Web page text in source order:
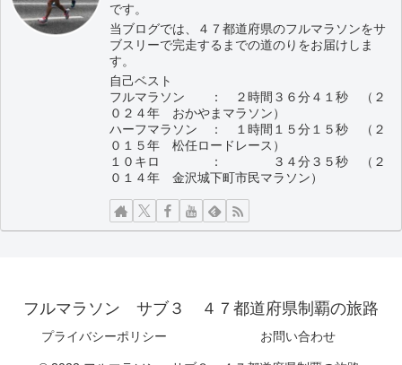
です。
当ブログでは、４７都道府県のフルマラソンをサ
ブスリーで完走するまでの道のりをお届けしま
す。
自己ベスト
フルマラソン ： ２時間３６分４１秒 （２
０２４年 おかやまマラソン）
ハーフマラソン ： １時間１５分１５秒 （２
０１５年 松任ロードレース）
１０キロ ： ３４分３５秒 （２
０１４年 金沢城下町市民マラソン）
フルマラソン サブ３ ４７都道府県制覇の旅路
プライバシーポリシー お問い合わせ